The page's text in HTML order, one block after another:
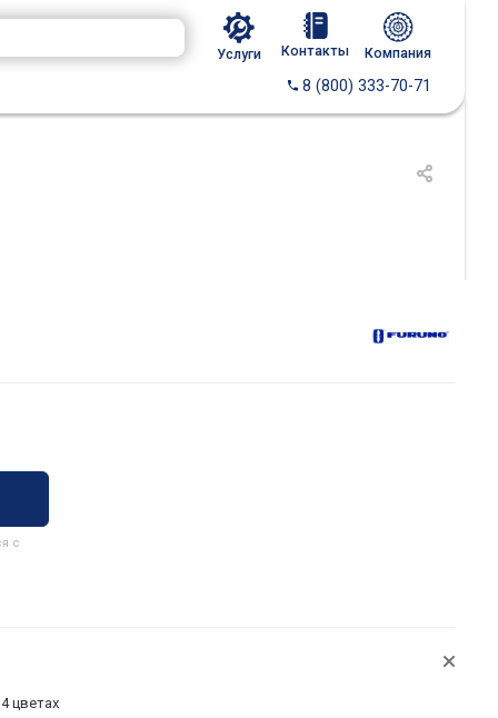
Услуги Контакты Компания
8 (800) 333-70-71
с
цветах